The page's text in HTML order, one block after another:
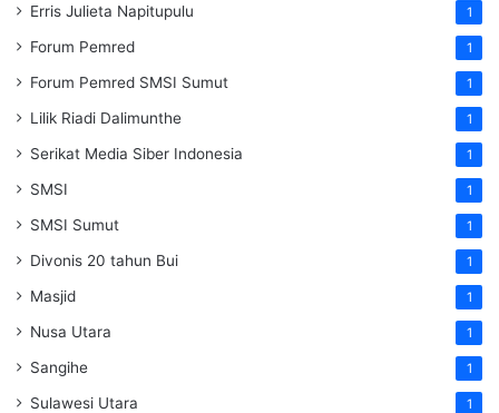
Erris Julieta Napitupulu 1
Forum Pemred 1
Forum Pemred SMSI Sumut 1
Lilik Riadi Dalimunthe 1
Serikat Media Siber Indonesia 1
SMSI 1
SMSI Sumut 1
Divonis 20 tahun Bui 1
Masjid 1
Nusa Utara 1
Sangihe 1
Sulawesi Utara 1